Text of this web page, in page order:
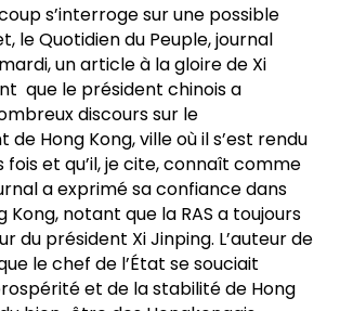
s’interroge sur une possible
le Quotidien du Peuple, journal
un article à la gloire de Xi
que le président chinois a
discours sur le
Hong Kong, ville où il s’est rendu
et qu’il, je cite, connaît comme
a exprimé sa confiance dans
Kong, notant que la RAS a toujours
du président Xi Jinping. L’auteur de
le chef de l’État se souciait
et de la stabilité de Hong